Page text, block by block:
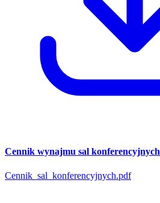
Cennik wynajmu sal konferencyjnych
Cennik_sal_konferencyjnych.pdf